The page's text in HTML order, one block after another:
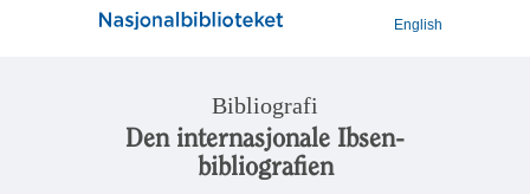
English
Bibliografi
Den internasjonale Ibsen-
bibliografien